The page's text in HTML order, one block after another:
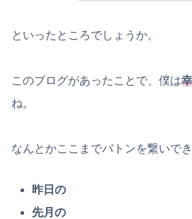
といったところでしょうか。
このブログがあったことで、僕は
ね。
なんとかここまでバトンを繋いでき
昨日の
先月の